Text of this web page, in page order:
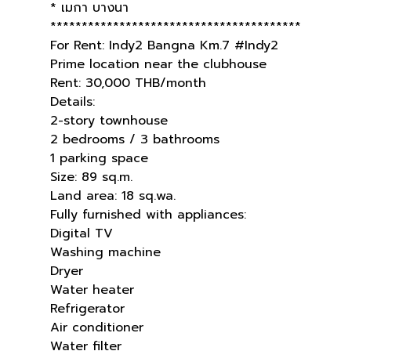
* เมกา บางนา
****************************************
For Rent: Indy2 Bangna Km.7 #Indy2
Prime location near the clubhouse
Rent: 30,000 THB/month
Details:
2-story townhouse
2 bedrooms / 3 bathrooms
1 parking space
Size: 89 sq.m.
Land area: 18 sq.wa.
Fully furnished with appliances:
Digital TV
Washing machine
Dryer
Water heater
Refrigerator
Air conditioner
Water filter